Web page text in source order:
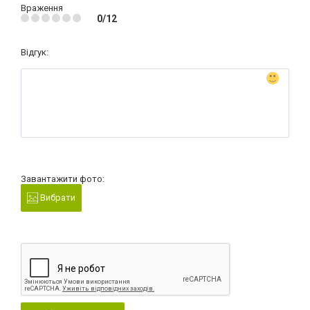
Враження
0/12
Відгук:
Завантажити фото:
Вибрати